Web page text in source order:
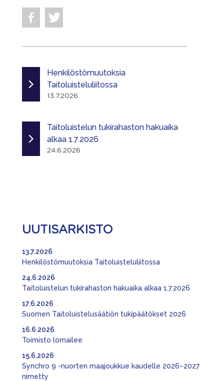
Henkilöstömuutoksia
Taitoluisteluliitossa
13.7.2026
Taitoluistelun tukirahaston hakuaika
alkaa 1.7.2026
24.6.2026
UUTISARKISTO
Henkilöstömuutoksia Taitoluisteluliitossa
13.7.2026
Taitoluistelun tukirahaston hakuaika alkaa 1.7.2026
24.6.2026
Suomen Taitoluistelusäätiön tukipäätökset 2026
17.6.2026
Toimisto lomailee
16.6.2026
Synchro 9 -nuorten maajoukkue kaudelle 2026–2027
nimetty
15.6.2026